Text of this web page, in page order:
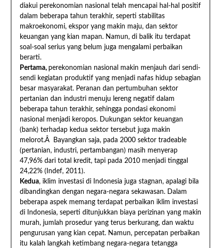
diakui perekonomian nasional telah mencapai hal-hal positif
dalam beberapa tahun terakhir, seperti stabilitas
makroekonomi, ekspor yang makin maju, dan sektor
keuangan yang kian mapan. Namun, di balik itu terdapat
soal-soal serius yang belum juga mengalami perbaikan
berarti.
Pertama, perekonomian nasional makin menjauh dari sendi-
sendi kegiatan produktif yang menjadi nafas hidup sebagian
besar masyarakat. Peranan dan pertumbuhan sektor
pertanian dan industri menuju lereng negatif dalam
beberapa tahun terakhir, sehingga pondasi ekonomi
nasional menjadi keropos. Dukungan sektor keuangan
(bank) terhadap kedua sektor tersebut juga makin
melorot.Â Bayangkan saja, pada 2000 sektor tradeable
(pertanian, industri, pertambangan) masih menyerap
47,96% dari total kredit, tapi pada 2010 menjadi tinggal
24,22% (Indef, 2011).
Kedua, iklim investasi di Indonesia juga stagnan, apalagi bila
dibandingkan dengan negara-negara sekawasan. Dalam
beberapa aspek memang terdapat perbaikan iklim investasi
di Indonesia, seperti ditunjukkan biaya perizinan yang makin
murah, jumlah prosedur yang terus berkurang, dan waktu
pengurusan yang kian cepat. Namun, percepatan perbaikan
itu kalah langkah ketimbang negara-negara tetangga